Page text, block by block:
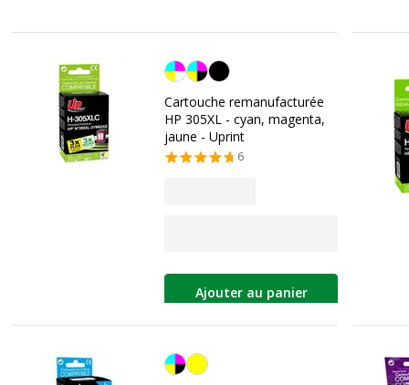
Cyan/magenta/jaune
Cartouche remanufacturée
HP 305XL - cyan, magenta,
jaune - Uprint
6
Ajouter au panier
Noir/cyan/magenta/jaune